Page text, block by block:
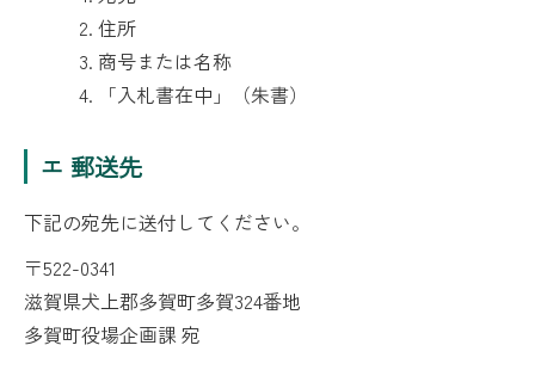
住所
商号または名称
「入札書在中」（朱書）
エ 郵送先
下記の宛先に送付してください。
〒522-0341
滋賀県犬上郡多賀町多賀324番地
多賀町役場企画課 宛